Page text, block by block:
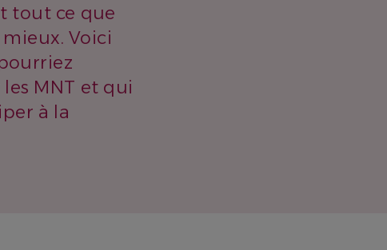
tout ce que
Voici
MNT et qui
à la